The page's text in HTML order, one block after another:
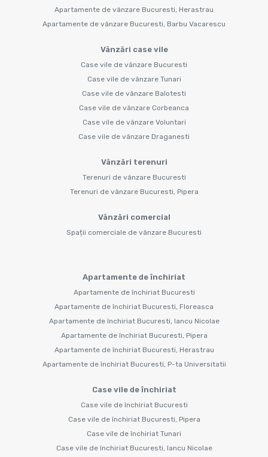
Apartamente de vânzare Bucuresti, Herastrau
Apartamente de vânzare Bucuresti, Barbu Vacarescu
Vânzări case vile
Case vile de vânzare Bucuresti
Case vile de vânzare Tunari
Case vile de vânzare Balotesti
Case vile de vânzare Corbeanca
Case vile de vânzare Voluntari
Case vile de vânzare Draganesti
Vânzări terenuri
Terenuri de vânzare Bucuresti
Terenuri de vânzare Bucuresti, Pipera
Vânzări comercial
Spații comerciale de vânzare Bucuresti
Apartamente de închiriat
Apartamente de închiriat Bucuresti
Apartamente de închiriat Bucuresti, Floreasca
Apartamente de închiriat Bucuresti, Iancu Nicolae
Apartamente de închiriat Bucuresti, Pipera
Apartamente de închiriat Bucuresti, Herastrau
Apartamente de închiriat Bucuresti, P-ta Universitatii
Case vile de închiriat
Case vile de închiriat Bucuresti
Case vile de închiriat Bucuresti, Pipera
Case vile de închiriat Tunari
Case vile de închiriat Bucuresti, Iancu Nicolae